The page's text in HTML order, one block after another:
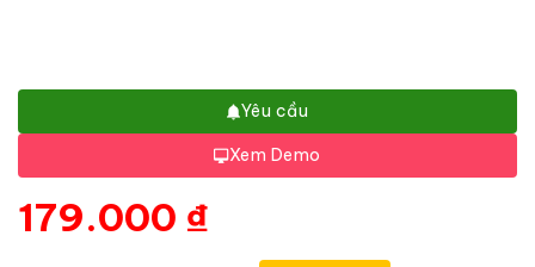
Yêu cầu
Xem Demo
179.000 ₫